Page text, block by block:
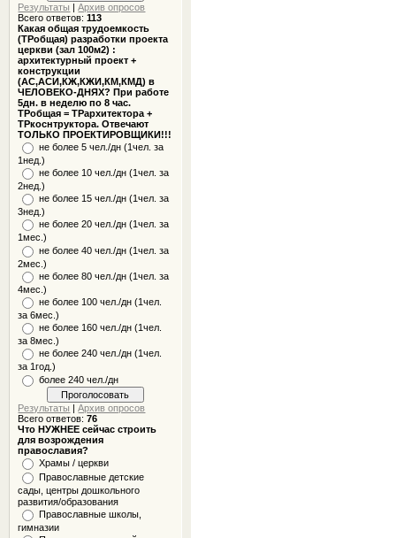
Результаты |Архив опросов
Всего ответов:113
Какая общая трудоемкость
(ТРобщая) разработки проекта
церкви (зал 100м2) :
архитектурный проект +
конструкции
(АС,АСИ,КЖ,КЖИ,КМ,КМД) в
ЧЕЛОВЕКО-ДНЯХ? При работе
5дн. в неделю по 8 час.
ТРобщая = ТРархитектора +
ТРкоснтруктора. Отвечают
ТОЛЬКО ПРОЕКТИРОВЩИКИ!!!
не более 5 чел./дн (1чел. за
1нед.)
не более 10 чел./дн (1чел. за
2нед.)
не более 15 чел./дн (1чел. за
3нед.)
не более 20 чел./дн (1чел. за
1мес.)
не более 40 чел./дн (1чел. за
2мес.)
не более 80 чел./дн (1чел. за
4мес.)
не более 100 чел./дн (1чел.
за 6мес.)
не более 160 чел./дн (1чел.
за 8мес.)
не более 240 чел./дн (1чел.
за 1год.)
более 240 чел./дн
Результаты |Архив опросов
Всего ответов:76
Что НУЖНЕЕ сейчас строить
для возрождения
православия?
Храмы / церкви
Православные детские
сады, центры дошкольного
развития/образования
Православные школы,
гимназии